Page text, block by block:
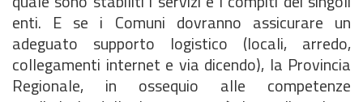
enti. E se i Comuni dovranno assicurare un
adeguato supporto logistico (locali, arredo,
collegamenti internet e via dicendo), la Provincia
Regionale, in ossequio alle competenze